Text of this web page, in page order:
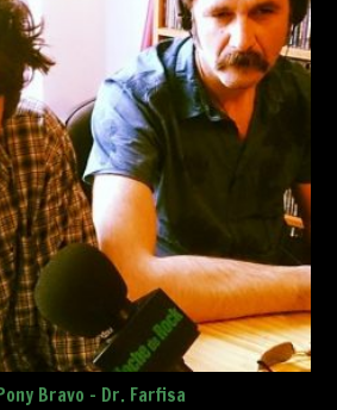
Bravo – Dr. Farfisa